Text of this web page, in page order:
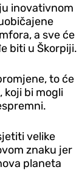
inovativnom
a sve će
biti u Škorpiji.
to će
koji bi mogli
velike
znaku jer
planeta